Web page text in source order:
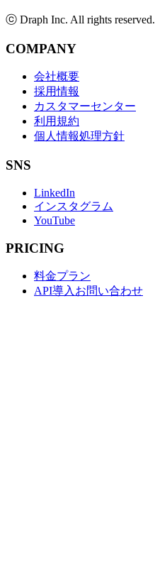
ⓒ Draph Inc. All rights reserved.
COMPANY
会社概要
採用情報
カスタマーセンター
利用規約
個人情報処理方針
SNS
LinkedIn
インスタグラム
YouTube
PRICING
料金プラン
API導入お問い合わせ